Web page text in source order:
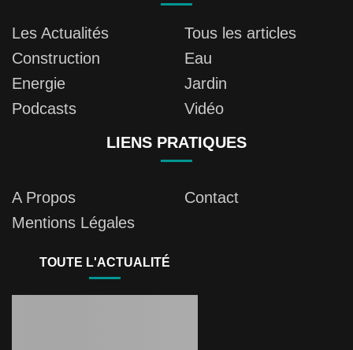
Les Actualités
Tous les articles
Construction
Eau
Energie
Jardin
Podcasts
Vidéo
LIENS PRATIQUES
A Propos
Contact
Mentions Légales
TOUTE L'ACTUALITÉ